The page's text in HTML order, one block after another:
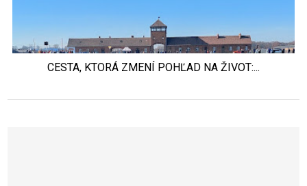
CESTA, KTORÁ ZMENÍ POHĽAD NA ŽIVOT:...